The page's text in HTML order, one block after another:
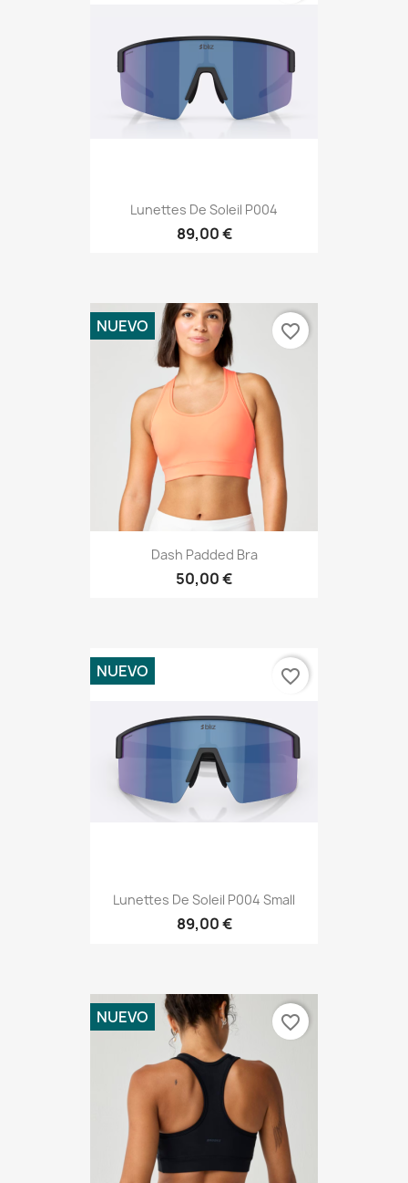
Lunettes De Soleil P004
89,00 €
Dash Padded Bra
50,00 €
NUEVO favorite_border
Lunettes De Soleil P004 Small
89,00 €
NUEVO favorite_border
NUEVO favorite_border